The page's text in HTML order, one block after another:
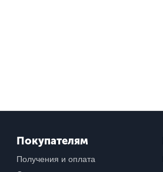
Покупателям
Получения и оплата